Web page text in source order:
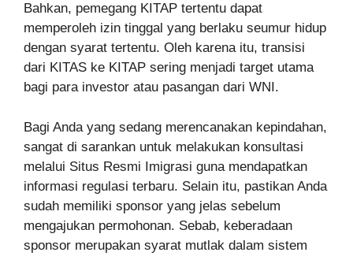
Bahkan, pemegang KITAP tertentu dapat
memperoleh izin tinggal yang berlaku seumur hidup
dengan syarat tertentu. Oleh karena itu, transisi
dari KITAS ke KITAP sering menjadi target utama
bagi para investor atau pasangan dari WNI.
Bagi Anda yang sedang merencanakan kepindahan,
sangat di sarankan untuk melakukan konsultasi
melalui Situs Resmi Imigrasi guna mendapatkan
informasi regulasi terbaru. Selain itu, pastikan Anda
sudah memiliki sponsor yang jelas sebelum
mengajukan permohonan. Sebab, keberadaan
sponsor merupakan syarat mutlak dalam sistem